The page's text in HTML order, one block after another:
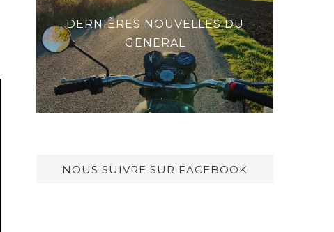
DERNIÈRES NOUVELLES DU
GENERAL
NOUS SUIVRE SUR FACEBOOK